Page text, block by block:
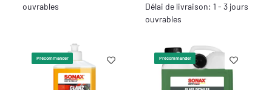
ouvrables
Délai de livraison: 1 - 3 jours
ouvrables
Précommander Précommander